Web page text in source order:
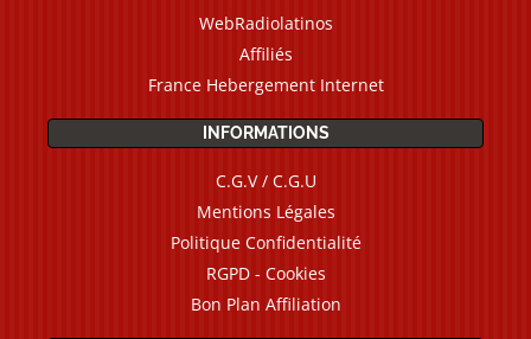
WebRadiolatinos
Affiliés
France Hebergement Internet
INFORMATIONS
C.G.V / C.G.U
Mentions Légales
Politique Confidentialité
RGPD - Cookies
Bon Plan Affiliation